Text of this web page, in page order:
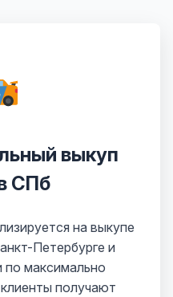
выкуп
СПб
на выкупе
Петербурге и
по максимально
получают